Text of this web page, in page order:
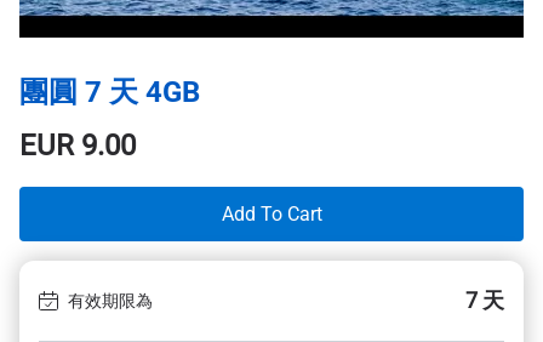
團圓 7 天 4GB
EUR9.00
Add To Cart
有效期限為 7 天